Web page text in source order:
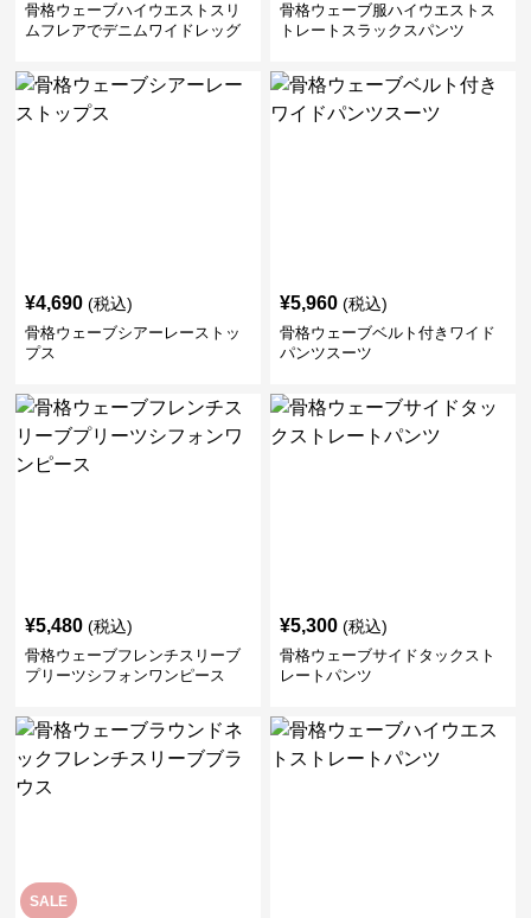
骨格ウェーブハイウエストスリ
ムフレアでデニムワイドレッグ
骨格ウェーブ服ハイウエストス
トレートスラックスパンツ
¥4,690 (税込)
骨格ウェーブシアーレーストッ
プス
¥5,960 (税込)
骨格ウェーブベルト付きワイド
パンツスーツ
¥5,480 (税込)
骨格ウェーブフレンチスリーブ
プリーツシフォンワンピース
¥5,300 (税込)
骨格ウェーブサイドタックスト
レートパンツ
SALE